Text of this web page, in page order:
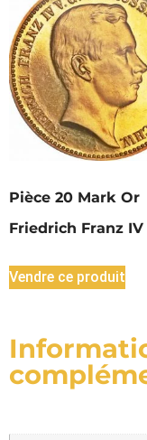
Pièce 20 Mark Or
Friedrich Franz IV
Vendre ce produit